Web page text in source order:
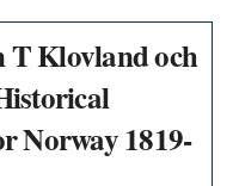
Klovland och
Norway 1819-